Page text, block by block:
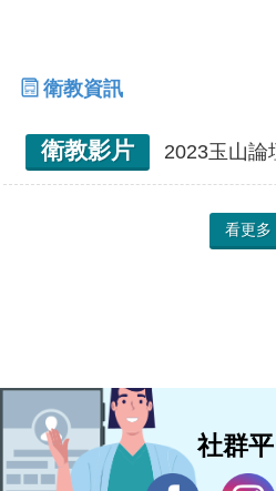
衛教資訊
衛教影片 2023玉山論壇-醫衛新南向
看更多
社群